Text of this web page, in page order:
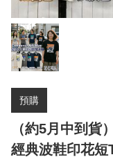
預購
（約5月中到
經典波鞋印花短